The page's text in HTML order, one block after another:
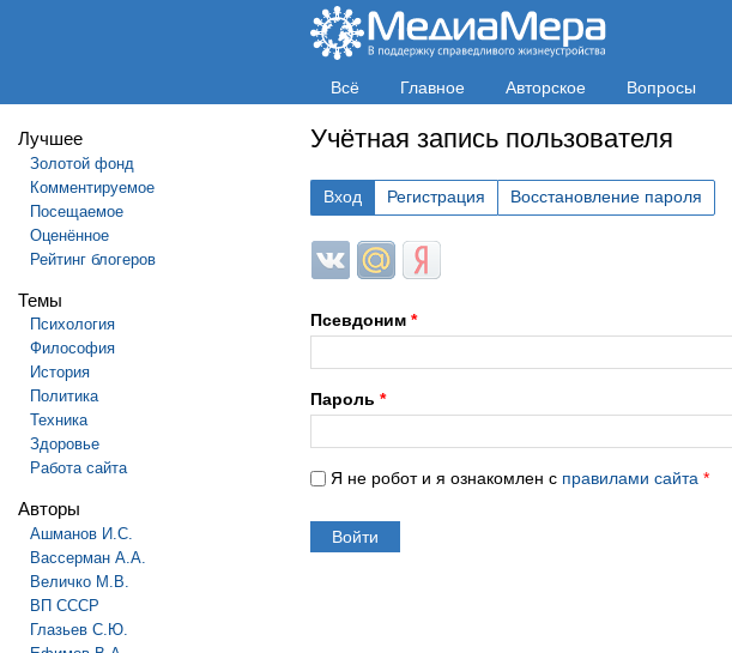
Всё Главное Авторское Вопросы
Лучшее
Золотой фонд
Комментируемое
Посещаемое
Оценённое
Рейтинг блогеров
Темы
Психология
Философия
История
Политика
Техника
Здоровье
Работа сайта
Авторы
Ашманов И.С.
Вассерман А.А.
Величко М.В.
ВП СССР
Глазьев С.Ю.
Учётная запись пользователя
Вход Регистрация Восстановление пароля
Login with ВКонтакте
Login with Mail.ru
Login with Яндекс
Псевдоним *
Пароль *
Я не робот и я ознакомлен с правилами сайта *